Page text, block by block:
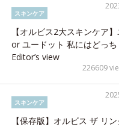
スキンケア
【オルビス2大スキンケア
or ユードット 私にはどっち
Editor’s view
226609
スキンケア
【保存版】オルビス ザ リ